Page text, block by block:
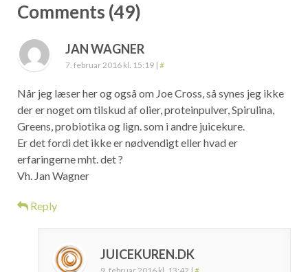
Comments (49)
JAN WAGNER
7. februar 2016 kl. 15:19 | #
Når jeg læser her og også om Joe Cross, så synes jeg ikke
der er noget om tilskud af olier, proteinpulver, Spirulina,
Greens, probiotika og lign. som i andre juicekure.
Er det fordi det ikke er nødvendigt eller hvad er
erfaringerne mht. det ?
Vh. Jan Wagner
Reply
JUICEKUREN.DK